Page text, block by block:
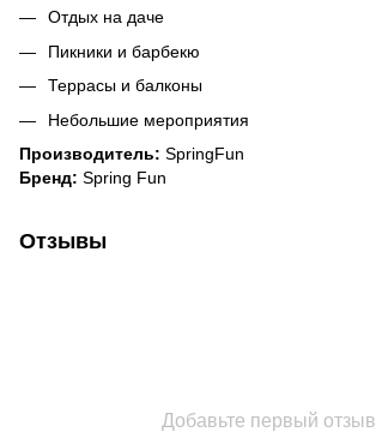
Отдых на даче
Пикники и барбекю
Террасы и балконы
Небольшие мероприятия
Производитель: SpringFun
Бренд: Spring Fun
Отзывы
Добавьте первый отзыв